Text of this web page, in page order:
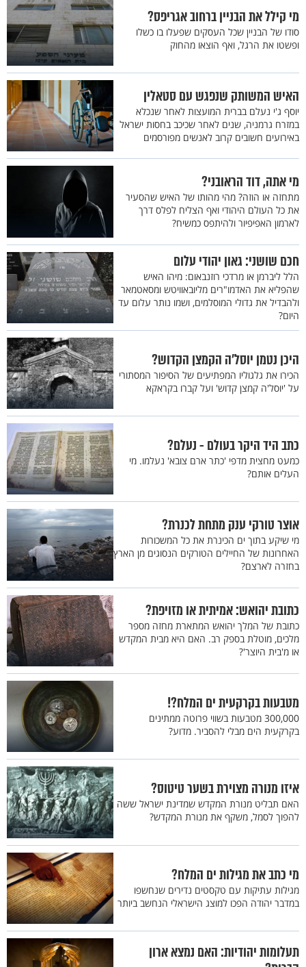
מי קילל את הבניין ברחוב אגריפס?
סודו של הבניין שכל העסקים שפעלו בו כשלו
ופשטו את הרגל, ואף הוצאו מהחוק
האיש המשותק שנפגש עם סטאלין
יוסף ג'י נעלם בברית המועצות לאחר שנכלא
במזרח גרמניה, שנים לאחר שכיכב בחסות ישראל
באירועים חשובים קרוב לאנשים מפורסמים
מי אתה, דוד הראובני?
מתחזה או הוזה? מהי מהותו של האיש שהסעיר
את כל העולם היהודי ואף הצליח לפלס דרך
לארמון האפיפיור ולהיתפס כמשיח?
חכם שושני: גאון יהודי עלום
הלל ליברמן או מרדכי רוזנבאום: מיהו האיש
שהפליא את האדמו"רים מליובאוויטש ומסאטמאר
ולהבדיל את גדולי המוסלמים, ושמו נותר עלום עד
היום?
היכן נטמן יוסל’ה הקמצן הקדוש?
הכירו את גלגוליו המפתיעים של הסיפור המסתורי
על 'יוסל'ה קמצן קדוש' ועל קברו בקראקא
כתב היד היקר בעולם - נעלם?
כמעט מחצית מדפי 'כתר ארם צובא' נעלמו. מי
העלים אותם?
אוצר טורקי ענק מתחת לכנרת?
מי שיקע בתוך ים הכינרת את כל המשכורות
האחרונות של החיילים הטורקים הנסוגים מן הארץ
בחזרה לארצם?
כתובת יהואש: אמיתית או מזויפת?
כתובת של המלך יהואש המתארת מחזה מספר
מלכים, מוטלת בספק רב. האם היא מבית המקדש
או מ'בית היוצר'?
מטבעות בקרקעית ים המלח?!
300,000 מטבעות בשווי פרוטה ממתינים
בקרקעית הים מבלי להסביר. מדוע?
איזו מנורה מצוירת בשער טיטוס?
האם תבליט מנורת המקדש שמדינת ישראל ששה
להפוך לסמל, משקף את מנורת המקדש?
מי כתב את מגילות ים המלח?
מגילות עתיקות עם טקסטים נדירים שנחשפו
במדבר יהודה הפכו למוצג הישראלי הנחשב ביותר
תעלומות יהודיות: האם נמצא ארון